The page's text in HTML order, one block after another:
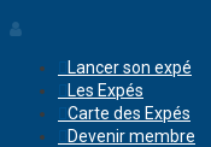
Lancer son expé
Les Expés
Carte des Expés
Devenir membre